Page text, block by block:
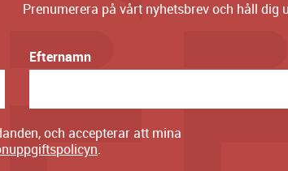
Prenumerera på vårt nyhetsbrev och håll dig
Efternamn
och accepterar att mina
.